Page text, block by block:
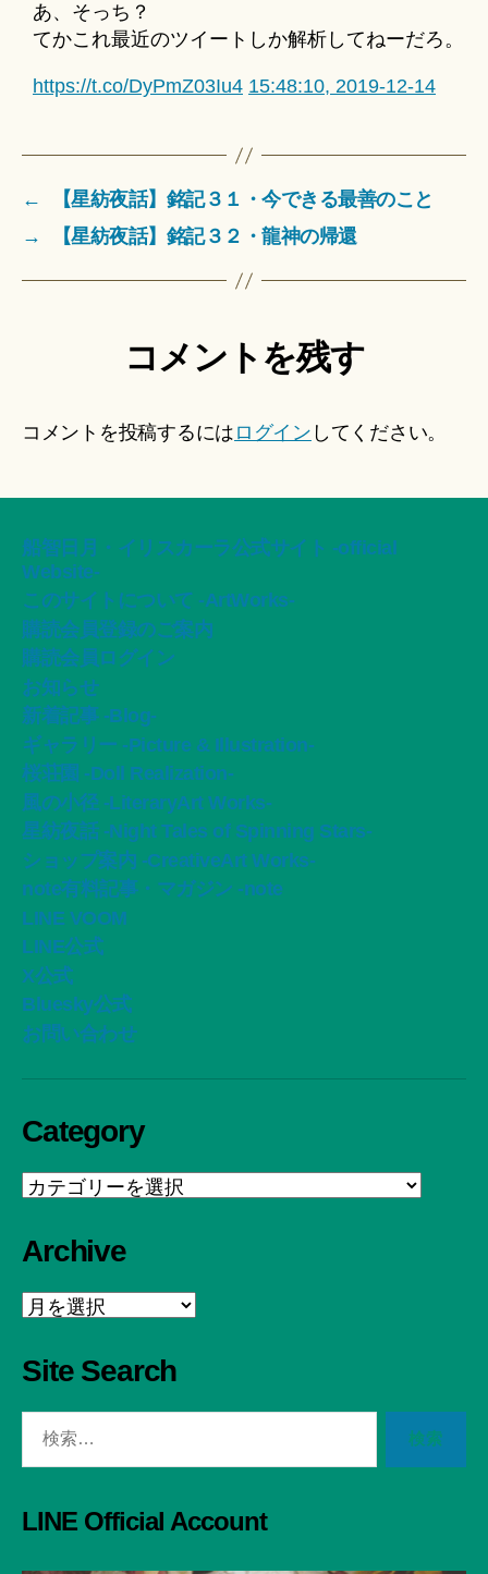
あ、そっち？
てかこれ最近のツイートしか解析してねーだろ。
https://t.co/DyPmZ03Iu4 15:48:10, 2019-12-14
←
【星紡夜話】銘記３１・今できる最善のこと
→
【星紡夜話】銘記３２・龍神の帰還
コメントを残す
コメントを投稿するには ログイン してください。
船智日月・イリスカーラ公式サイト -official
Website-
このサイトについて -ArtWorks-
購読会員登録のご案内
購読会員ログイン
お知らせ
新着記事 -Blog-
ギャラリー -Picture & Illustration-
桜荘園 -Doll Realization-
風の小径 -LiteraryArt Works-
星紡夜話 -Night Tales of Spinning Stars-
ショップ案内 -CreativeArt Works-
note有料記事・マガジン -note
LINE VOOM
LINE公式
X公式
Bluesky公式
お問い合わせ
Category
Category
Archive
Archive
Site Search
LINE Official Account